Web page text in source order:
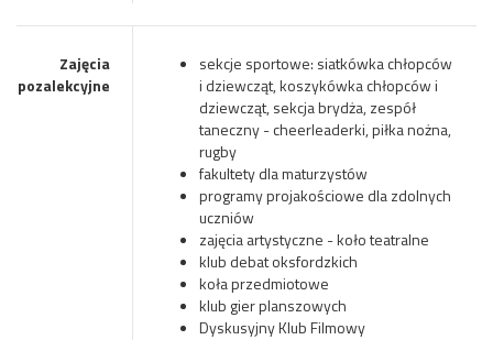
Zajęcia
pozalekcyjne
sekcje sportowe: siatkówka chłopców
i dziewcząt, koszykówka chłopców i
dziewcząt, sekcja brydża, zespół
taneczny - cheerleaderki, piłka nożna,
rugby
fakultety dla maturzystów
programy projakościowe dla zdolnych
uczniów
zajęcia artystyczne - koło teatralne
klub debat oksfordzkich
koła przedmiotowe
klub gier planszowych
Dyskusyjny Klub Filmowy